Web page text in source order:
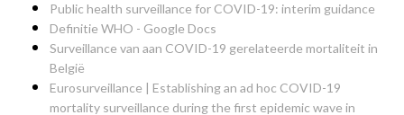
Public health surveillance for COVID-19: interim guidance
Definitie WHO - Google Docs
Surveillance van aan COVID-19 gerelateerde mortaliteit in
België
Eurosurveillance | Establishing an ad hoc COVID-19
mortality surveillance during the first epidemic wave in